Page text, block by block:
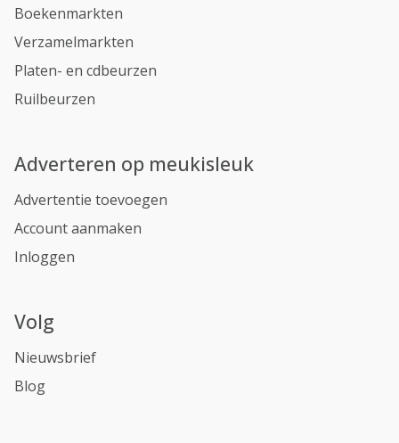
Boekenmarkten
Verzamelmarkten
Platen- en cdbeurzen
Ruilbeurzen
Adverteren op meukisleuk
Advertentie toevoegen
Account aanmaken
Inloggen
Volg
Nieuwsbrief
Blog